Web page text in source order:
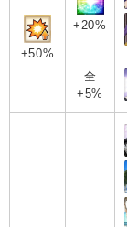
+50%
+20%
全
+5%